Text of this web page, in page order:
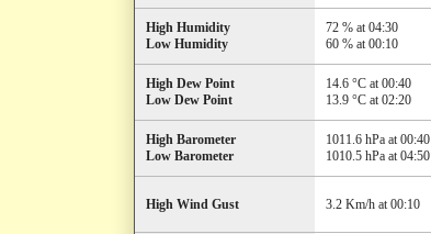
High Humidity
Low Humidity
72 % at 04:30
60 % at 00:10
High Dew Point
Low Dew Point
14.6 °C at 00:40
13.9 °C at 02:20
High Barometer
Low Barometer
1011.6 hPa at 00:40
1010.5 hPa at 04:50
High Wind Gust 3.2 Km/h at 00:10